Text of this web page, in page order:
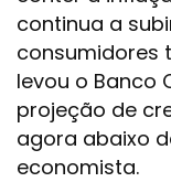
continua a
consumidores
levou o Banco
projeção de
agora abaixo
economista.